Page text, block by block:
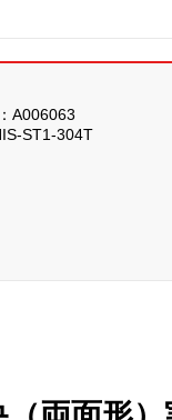
A006063
ST1-304T